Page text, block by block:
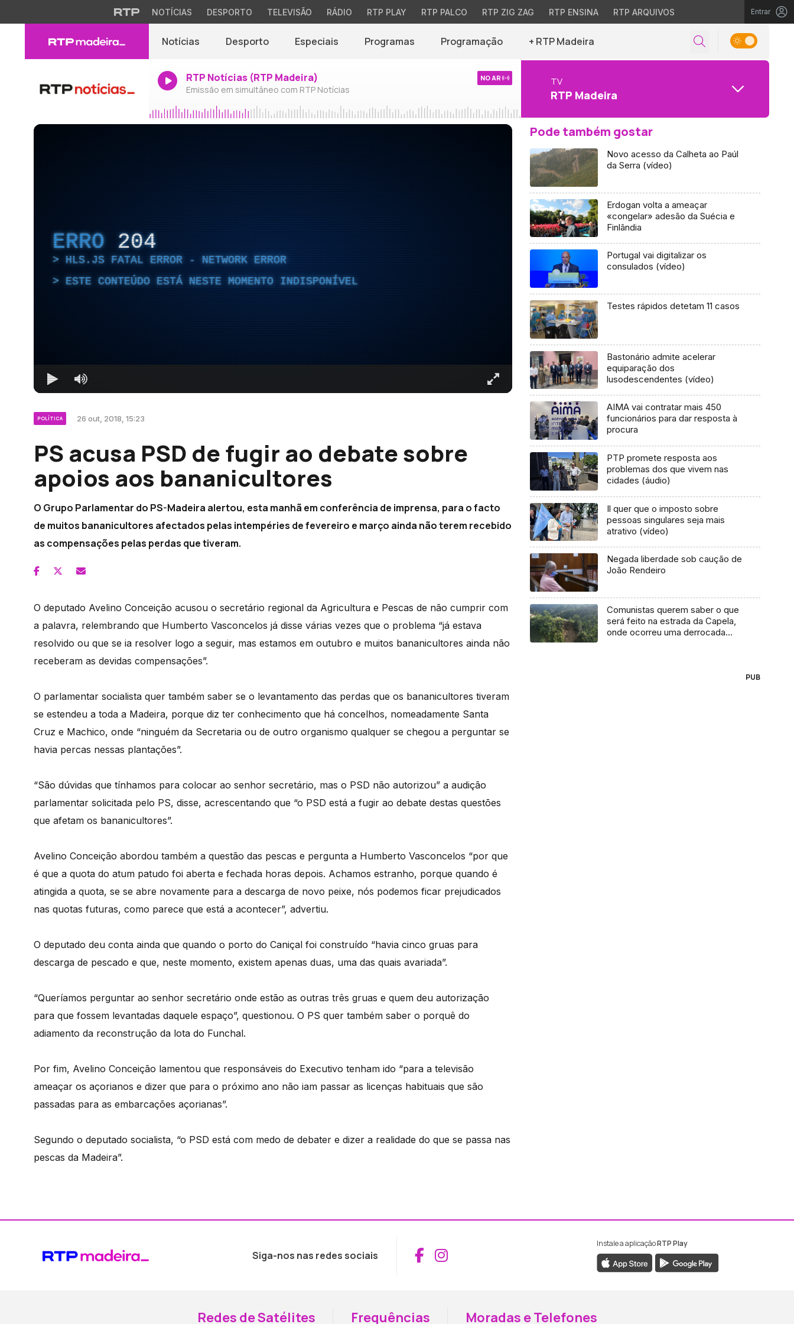
NOTÍCIAS DESPORTO TELEVISÃO RÁDIO RTP PLAY RTP PALCO RTP ZIG ZAG RTP ENSINA RTP ARQUIVOS Entrar
Notícias Desporto Especiais Programas Programação + RTP Madeira
RTP Notícias (RTP Madeira)
Emissão em simultâneo com RTP Notícias
NO AR TV
RTP Madeira
ERRO 204
HLS.JS FATAL ERROR - NETWORK ERROR
ESTE CONTEÚDO ESTÁ NESTE MOMENTO INDISPONÍVEL
POLÍTICA 26 out, 2018, 15:23
PS acusa PSD de fugir ao debate sobre
apoios aos bananicultores
O Grupo Parlamentar do PS-Madeira alertou, esta manhã em conferência de imprensa, para o facto
de muitos bananicultores afectados pelas intempéries de fevereiro e março ainda não terem recebido
as compensações pelas perdas que tiveram.
O deputado Avelino Conceição acusou o secretário regional da Agricultura e Pescas de não cumprir com
a palavra, relembrando que Humberto Vasconcelos já disse várias vezes que o problema “já estava
resolvido ou que se ia resolver logo a seguir, mas estamos em outubro e muitos bananicultores ainda não
receberam as devidas compensações”.
O parlamentar socialista quer também saber se o levantamento das perdas que os bananicultores tiveram
se estendeu a toda a Madeira, porque diz ter conhecimento que há concelhos, nomeadamente Santa
Cruz e Machico, onde “ninguém da Secretaria ou de outro organismo qualquer se chegou a perguntar se
havia percas nessas plantações”.
“São dúvidas que tínhamos para colocar ao senhor secretário, mas o PSD não autorizou” a audição
parlamentar solicitada pelo PS, disse, acrescentando que “o PSD está a fugir ao debate destas questões
que afetam os bananicultores”.
Avelino Conceição abordou também a questão das pescas e pergunta a Humberto Vasconcelos “por que
é que a quota do atum patudo foi aberta e fechada horas depois. Achamos estranho, porque quando é
atingida a quota, se se abre novamente para a descarga de novo peixe, nós podemos ficar prejudicados
nas quotas futuras, como parece que está a acontecer”, advertiu.
O deputado deu conta ainda que quando o porto do Caniçal foi construído “havia cinco gruas para
descarga de pescado e que, neste momento, existem apenas duas, uma das quais avariada”.
“Queríamos perguntar ao senhor secretário onde estão as outras três gruas e quem deu autorização
para que fossem levantadas daquele espaço”, questionou. O PS quer também saber o porquê do
adiamento da reconstrução da lota do Funchal.
Por fim, Avelino Conceição lamentou que responsáveis do Executivo tenham ido “para a televisão
ameaçar os açorianos e dizer que para o próximo ano não iam passar as licenças habituais que são
passadas para as embarcações açorianas”.
Segundo o deputado socialista, “o PSD está com medo de debater e dizer a realidade do que se passa nas
pescas da Madeira”.
Pode também gostar
Novo acesso da Calheta ao Paúl
da Serra (vídeo)
Erdogan volta a ameaçar
«congelar» adesão da Suécia e
Finlândia
Portugal vai digitalizar os
consulados (vídeo)
Testes rápidos detetam 11 casos
Bastonário admite acelerar
equiparação dos
lusodescendentes (vídeo)
AIMA vai contratar mais 450
funcionários para dar resposta à
procura
PTP promete resposta aos
problemas dos que vivem nas
cidades (áudio)
Il quer que o imposto sobre
pessoas singulares seja mais
atrativo (vídeo)
Negada liberdade sob caução de
João Rendeiro
Comunistas querem saber o que
será feito na estrada da Capela,
onde ocorreu uma derrocada
PUB
Siga-nos nas redes sociais Aceder ao Facebook da RTP Madeira
Aceder ao Instagram da RTP Madeira
Instale a aplicaçãoRTP Play
Redes de Satélites Frequências Moradas e Telefones